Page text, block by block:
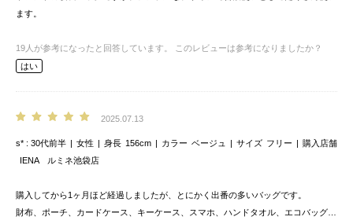
ます。
19 人が参考になったと回答しています。
このレビューは参考になりましたか？
はい
2025.07.13
s* 30代前半 女性 身長 156cm カラー ベージュ サイズ フリー
購入店舗
IENA ルミネ池袋店
購入してから1ヶ月ほど経過しましたが、とにかく出番の多いバッグです。
財布、ポーチ、カードケース、キーケース、スマホ、ハンドタオル、エコバッグ…